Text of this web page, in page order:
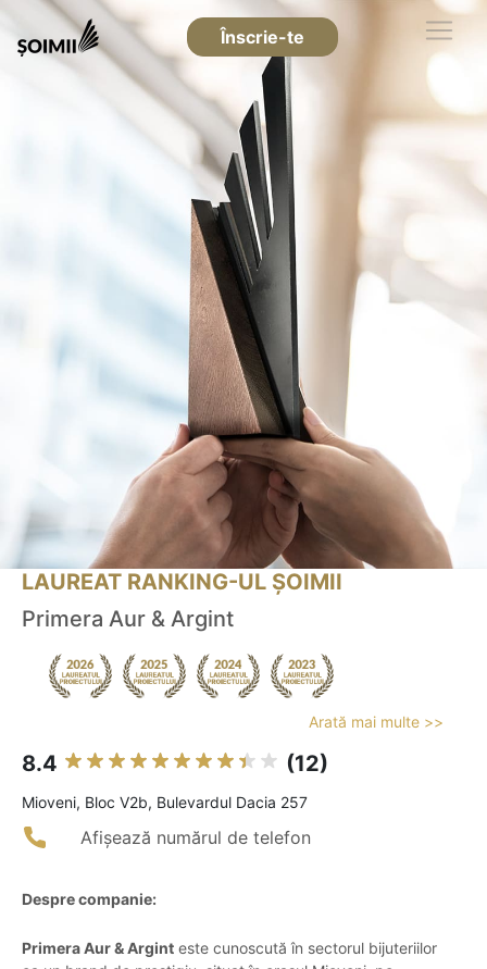
Înscrie-te
LAUREAT RANKING-UL ȘOIMII
Primera Aur & Argint
Arată mai multe >>
8.4 (12)
Mioveni, Bloc V2b, Bulevardul Dacia 257
Afișează numărul de telefon
Despre companie:
Primera Aur & Argint este cunoscută în sectorul bijuteriilor